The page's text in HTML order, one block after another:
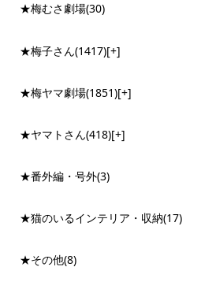
★梅むさ劇場(30)
★梅子さん(1417)[+]
★梅ヤマ劇場(1851)[+]
★ヤマトさん(418)[+]
★番外編・号外(3)
★猫のいるインテリア・収納(17)
★その他(8)